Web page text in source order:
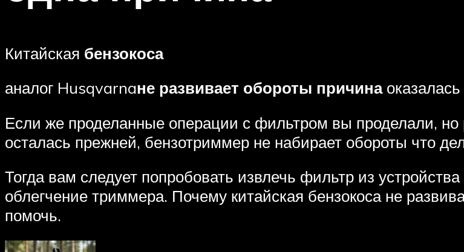
Китайская бензокоса
аналог Husqvarnaне развивает обороты причинаоказалась
Если же проделанные операции с фильтром вы проделали,
осталась прежней, бензотриммер не набирает обороты что
Тогда вам следует попробовать извлечь фильтр из
облегчение триммера. Почему китайская бензокоса не
помочь.